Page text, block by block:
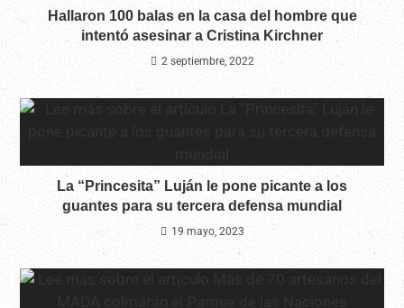
Hallaron 100 balas en la casa del hombre que
intentó asesinar a Cristina Kirchner
2 septiembre, 2022
La “Princesita” Luján le pone picante a los
guantes para su tercera defensa mundial
19 mayo, 2023